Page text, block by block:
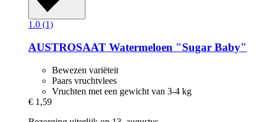
1.0 (1)
AUSTROSAAT Watermeloen "Sugar Baby"
Bewezen variëteit
Paars vruchtvlees
Vruchten met een gewicht van 3-4 kg
€ 1,59